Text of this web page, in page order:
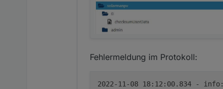
Fehlermeldung im Protokoll:
2022-11-08 18:12:00.834 - info: